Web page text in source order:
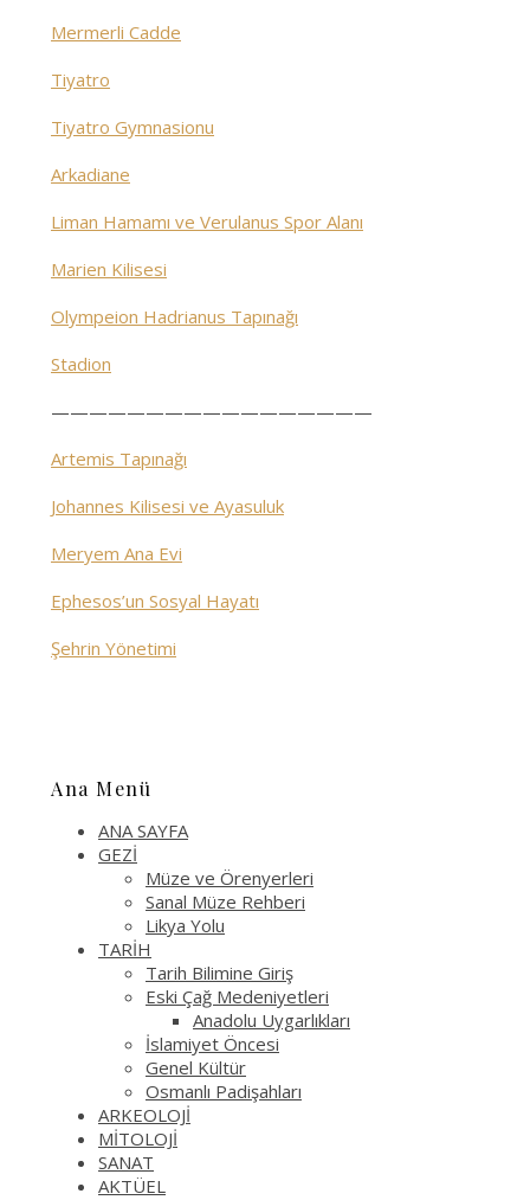
Mermerli Cadde
Tiyatro
Tiyatro Gymnasionu
Arkadiane
Liman Hamamı ve Verulanus Spor Alanı
Marien Kilisesi
Olympeion Hadrianus Tapınağı
Stadion
—————————————————
Artemis Tapınağı
Johannes Kilisesi ve Ayasuluk
Meryem Ana Evi
Ephesos’un Sosyal Hayatı
Şehrin Yönetimi
Ana Menü
ANA SAYFA
GEZİ
Müze ve Örenyerleri
Sanal Müze Rehberi
Likya Yolu
TARİH
Tarih Bilimine Giriş
Eski Çağ Medeniyetleri
Anadolu Uygarlıkları
İslamiyet Öncesi
Genel Kültür
Osmanlı Padişahları
ARKEOLOJİ
MİTOLOJİ
SANAT
AKTÜEL